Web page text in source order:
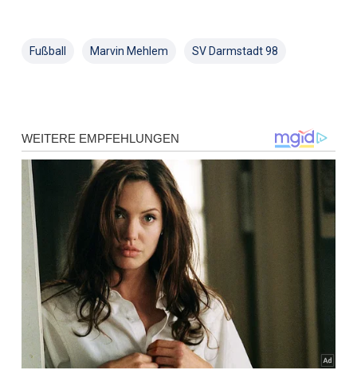
Fußball Marvin Mehlem SV Darmstadt 98